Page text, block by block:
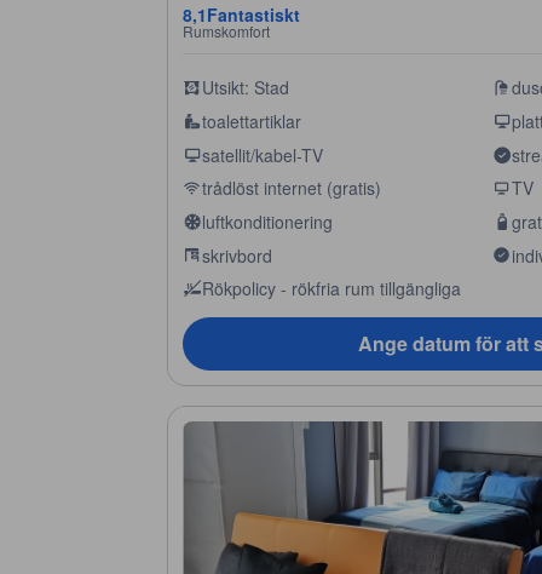
8,1Fantastiskt
Rumskomfort
Utsikt: Stad
toalettartiklar
satellit/kabel-TV
trådlöst internet (gratis)
TV
luftkonditionering
skrivbord
Rökpolicy - rökfria rum tillgängliga
Ange datum för att